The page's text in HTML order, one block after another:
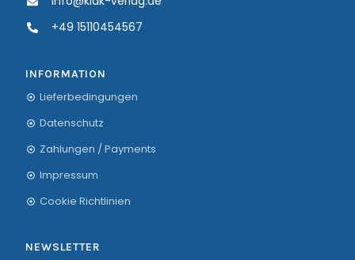
+49 15110454567
INFORMATION
Lieferbedingungen
Datenschutz
Zahlungen / Payments
Impressum
Cookie Richtlinien
NEWSLETTER